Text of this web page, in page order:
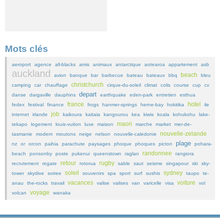
Mots clés
aeroport agence all-blacks amis animaux antarctique aotearoa appartement asb
auckland avion banque bar barbecue bateau bateaux bbq beach
bleu
camping
car chauffage christchurch cirque-du-soleil climat colis course cup
cv
danse
dargaville dauphins depart earthquake eden-park entretien
esthua
fedex
festival finance france frogs hanmer-springs herne-bay hokitika hotel
ile
internet
irlande job kaikoura kaitaia kangourou kea kiwis koala kohukohu
lake-
tekapo
logement louis-vuiton luxe maison maori marche market
mer-de-
tasmanie
modem moutons neige nelson nouvelle-caledonie nouvelle-zelande
nz or orcon paihia parachute paysages phoque phoques picton plage
pohara-
beach
ponsonby poste pukenui queenstown raglan randonnee
rangiora
recrutement
regate retour rotorua rugby sable saut seisme singapour ski
sky-
tower
skydive soiree soleil souvenirs spa sport surf sushis sydney taupo
te-
anau
the-rocks travail vacances valise valises van varicelle visa voiture
vol
volcan
voyage wanaka